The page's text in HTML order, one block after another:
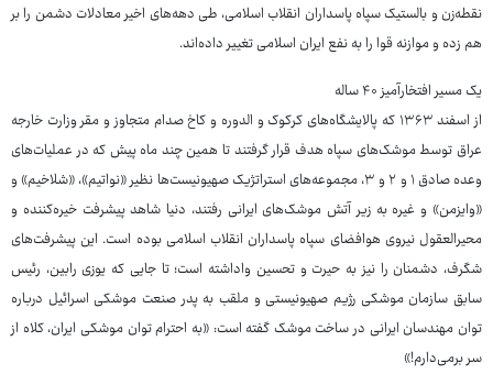
نقطه‌زن و بالستیک سپاه پاسداران انقلاب اسلامی، طی دهه‌های اخیر معادلات دشمن را بر
هم زده و موازنه قوا را به نفع ایران اسلامی تغییر داده‌اند.
یک مسیر افتخارآمیز ۴۰ ساله
از اسفند ۱۳۶۳ که پالایشگاه‌های کرکوک و الدوره و کاخ صدام متجاوز و مقر وزارت خارجه
عراق توسط موشک‌های سپاه هدف قرار گرفتند تا همین چند ماه پیش که در عملیات‌های
وعده صادق ۱ و ۲ و ۳، مجموعه‌های استراتژیک صهیونیست‌ها نظیر «نواتیم»، «شلاخیم» و
«وایزمن» و غیره به زیر آتش موشک‌های ایرانی رفتند، دنیا شاهد پیشرفت خیره‌کننده و
محیرالعقول نیروی هوافضای سپاه پاسداران انقلاب اسلامی بوده است. این پیشرفت‌های
شگرف، دشمنان را نیز به حیرت و تحسین واداشته است؛ تا جایی که یوزی رابین، رئیس
سابق سازمان موشکی رژیم صهیونیستی و ملقب به پدر صنعت موشکی اسرائیل درباره
توان مهندسان ایرانی در ساخت موشک گفته است: «به احترام توان موشکی ایران، کلاه از
سر برمی‌دارم!»